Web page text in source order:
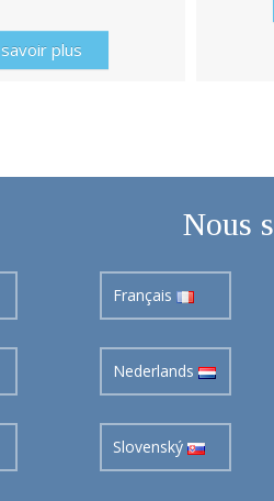
plus
Nous
Français
Nederlands
Slovenský